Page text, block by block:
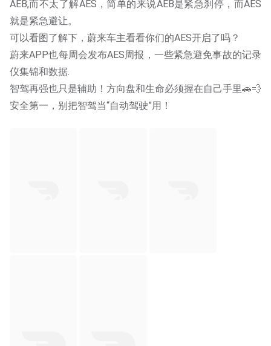
AEB,而不太了解AES，简单的来说AEB是紧急刹停，而AES
就是紧急避让。
可以看图了解下，蔚来车主看看你们的AES开启了吗？
蔚来APP也每周会发布AES周报，一些紧急避免事故的记录
仪集锦和数据.
智驾再强也只是辅助！方向盘和生命必须握在自己手里🚗💨
安全第一，别把智驾当“自动驾驶”用！